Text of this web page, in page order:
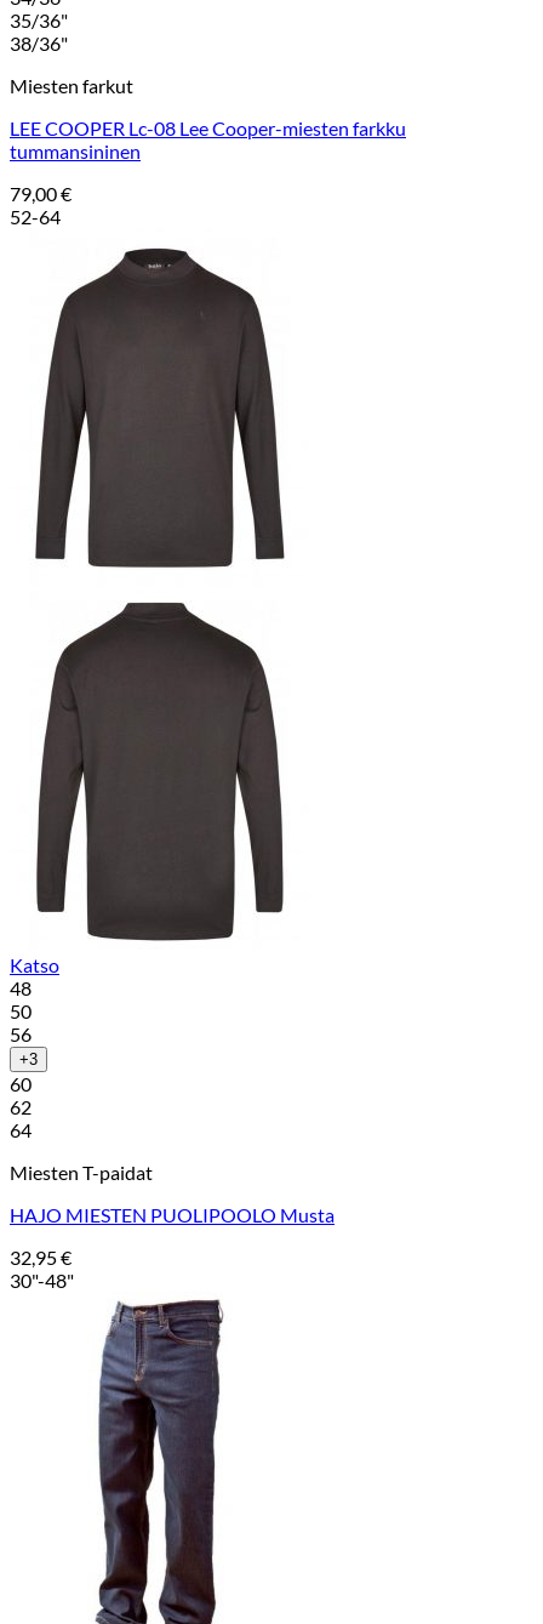
35/36"
38/36"
Miesten farkut
LEE COOPER Lc-08 Lee Cooper-miesten farkku
tummansininen
79,00€
52-64
Katso
48
50
56
+3
60
62
64
Miesten T-paidat
HAJO MIESTEN PUOLIPOOLO Musta
32,95€
30"-48"